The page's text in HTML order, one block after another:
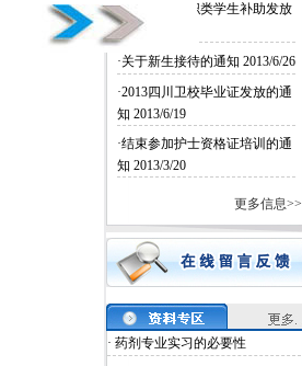
·四川卫校中职类学生补助发放
2014/6/26
·关于新生接待的通知 2013/6/26
·2013四川卫校毕业证发放的通
知 2013/6/19
·结束参加护士资格证培训的通
知 2013/3/20
更多信息>>
· 药剂专业实习的必要性